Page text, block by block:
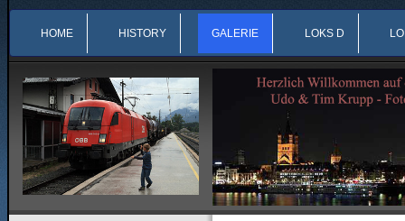
HOME HISTORY GALERIE LOKS D